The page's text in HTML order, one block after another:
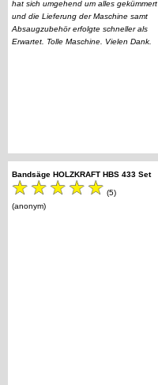
hat sich umgehend um alles gekümmert
und die Lieferung der Maschine samt
Absaugzubehör erfolgte schneller als
Erwartet. Tolle Maschine. Vielen Dank.
Bandsäge HOLZKRAFT HBS 433 Set
(5)
(anonym)